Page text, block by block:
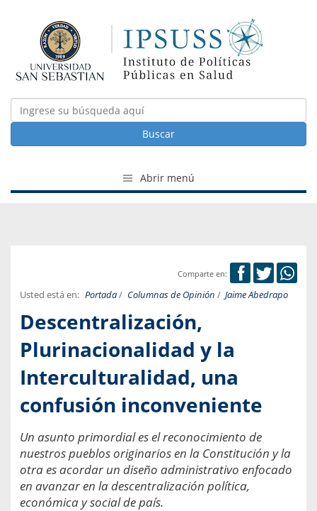
Buscar
Abrir menú
Comparte en:
Usted está en: Portada/ Columnas de Opinión / Jaime Abedrapo
Descentralización,
Plurinacionalidad y la
Interculturalidad, una
confusión inconveniente
Un asunto primordial es el reconocimiento de
nuestros pueblos originarios en la Constitución y la
otra es acordar un diseño administrativo enfocado
en avanzar en la descentralización política,
económica y social de país.